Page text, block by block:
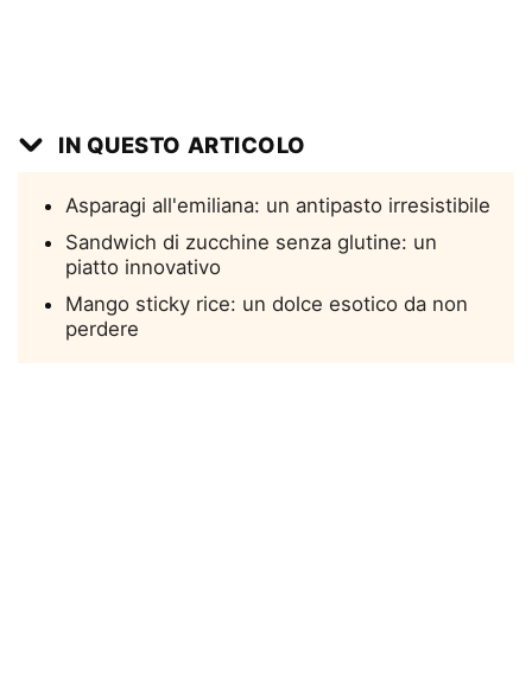
IN QUESTO ARTICOLO
Asparagi all'emiliana: un antipasto irresistibile
Sandwich di zucchine senza glutine: un
piatto innovativo
Mango sticky rice: un dolce esotico da non
perdere